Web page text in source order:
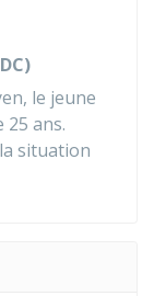
le jeune
25 ans.
situation